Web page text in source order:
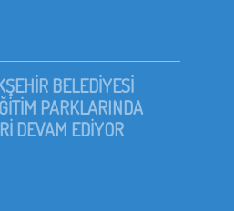
BELEDİYESİ
PARKLARINDA
DEVAM EDİYOR